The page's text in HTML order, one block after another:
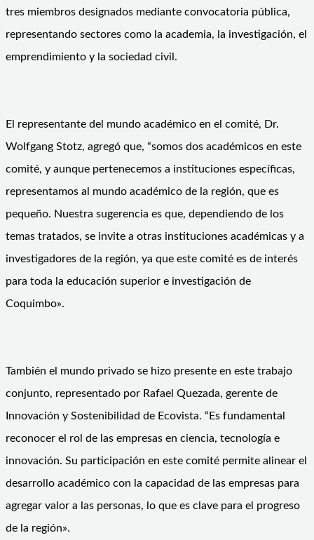
tres miembros designados mediante convocatoria pública,
representando sectores como la academia, la investigación, el
emprendimiento y la sociedad civil.
El representante del mundo académico en el comité, Dr.
Wolfgang Stotz, agregó que, “somos dos académicos en este
comité, y aunque pertenecemos a instituciones específicas,
representamos al mundo académico de la región, que es
pequeño. Nuestra sugerencia es que, dependiendo de los
temas tratados, se invite a otras instituciones académicas y a
investigadores de la región, ya que este comité es de interés
para toda la educación superior e investigación de
Coquimbo».
También el mundo privado se hizo presente en este trabajo
conjunto, representado por Rafael Quezada, gerente de
Innovación y Sostenibilidad de Ecovista. “Es fundamental
reconocer el rol de las empresas en ciencia, tecnología e
innovación. Su participación en este comité permite alinear el
desarrollo académico con la capacidad de las empresas para
agregar valor a las personas, lo que es clave para el progreso
de la región».